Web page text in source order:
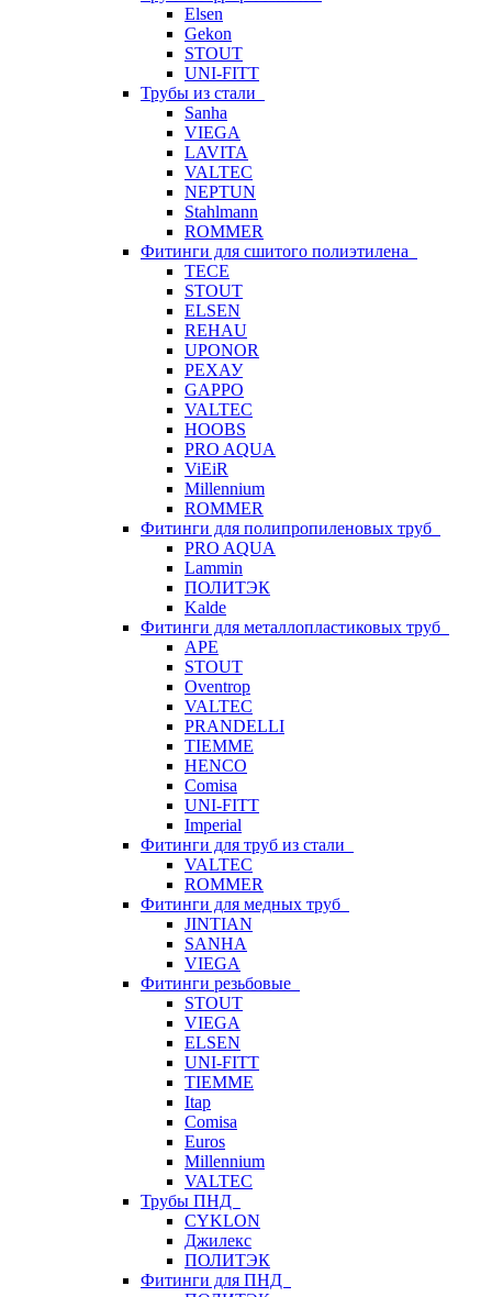
Elsen
Gekon
STOUT
UNI-FITT
Трубы из стали
Sanha
VIEGA
LAVITA
VALTEC
NEPTUN
Stahlmann
ROMMER
Фитинги для сшитого полиэтилена
TECE
STOUT
ELSEN
REHAU
UPONOR
РЕХАУ
GAPPO
VALTEC
HOOBS
PRO AQUA
ViEiR
Millennium
ROMMER
Фитинги для полипропиленовых труб
PRO AQUA
Lammin
ПОЛИТЭК
Kalde
Фитинги для металлопластиковых труб
APE
STOUT
Oventrop
VALTEC
PRANDELLI
TIEMME
HENCO
Comisa
UNI-FITT
Imperial
Фитинги для труб из стали
VALTEC
ROMMER
Фитинги для медных труб
JINTIAN
SANHA
VIEGA
Фитинги резьбовые
STOUT
VIEGA
ELSEN
UNI-FITT
TIEMME
Itap
Comisa
Euros
Millennium
VALTEC
Трубы ПНД
CYKLON
Джилекс
ПОЛИТЭК
Фитинги для ПНД